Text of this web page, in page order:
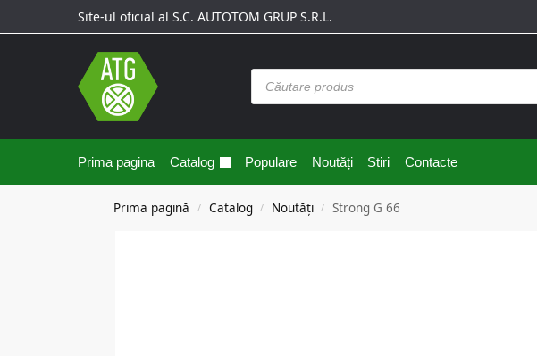
Site-ul oficial al S.C. AUTOTOM GRUP S.R.L.
Prima pagina Catalog Populare Noutăți Stiri Contacte
Prima pagină / Catalog / Noutăți / Strong G 66